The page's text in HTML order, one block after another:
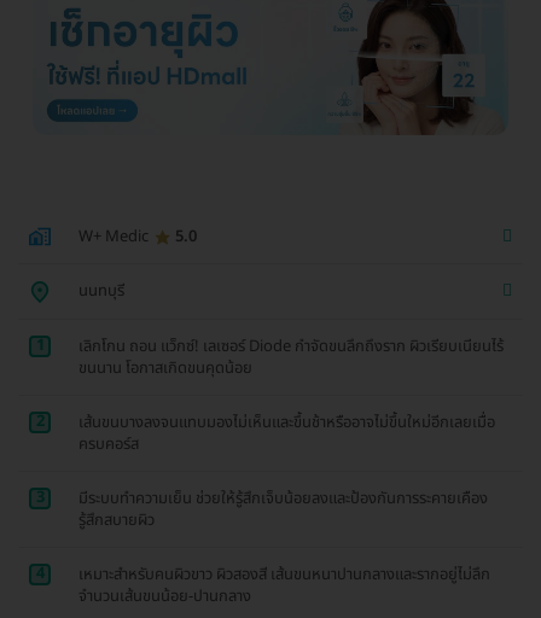
W+ Medic 5.0
นนทบุรี
1
เลิกโกน ถอน แว็กซ์! เลเซอร์ Diode กำจัดขนลึกถึงราก ผิวเรียบเนียนไร้
ขนนาน โอกาสเกิดขนคุดน้อย
2
เส้นขนบางลงจนแทบมองไม่เห็นและขึ้นช้าหรืออาจไม่ขึ้นใหม่อีกเลยเมื่อ
ครบคอร์ส
3
มีระบบทำความเย็น ช่วยให้รู้สึกเจ็บน้อยลงและป้องกันการระคายเคือง
รู้สึกสบายผิว
4
เหมาะสำหรับคนผิวขาว ผิวสองสี เส้นขนหนาปานกลางและรากอยู่ไม่ลึก
จำนวนเส้นขนน้อย-ปานกลาง